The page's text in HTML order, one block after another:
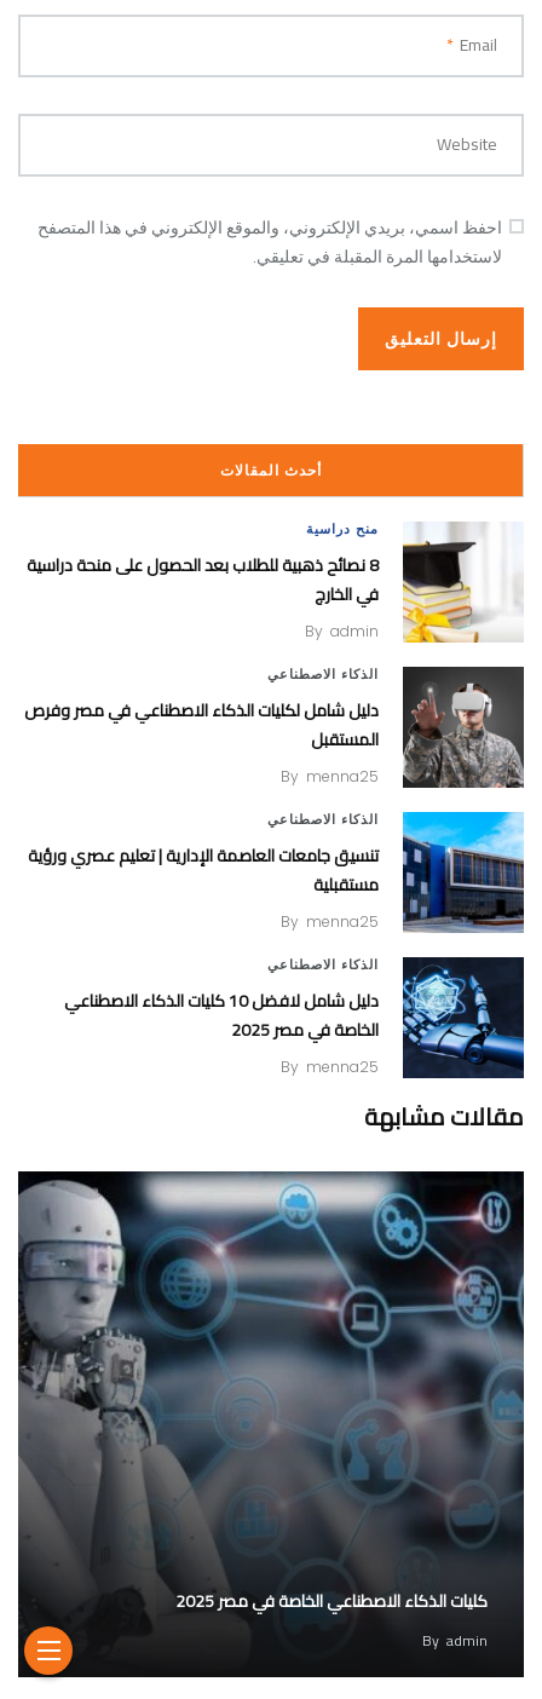
Email
*
Website
احفظ اسمي، بريدي الإلكتروني، والموقع الإلكتروني في هذا المتصفح
لاستخدامها المرة المقبلة في تعليقي.
أحدث المقالات
منح دراسية
8 نصائح ذهبية للطلاب بعد الحصول على منحة دراسية
في الخارج
By admin
الذكاء الاصطناعي
دليل شامل لكليات الذكاء الاصطناعي في مصر وفرص
المستقبل
By menna25
الذكاء الاصطناعي
تنسيق جامعات العاصمة الإدارية | تعليم عصري ورؤية
مستقبلية
By menna25
الذكاء الاصطناعي
دليل شامل لافضل 10 كليات الذكاء الاصطناعي
الخاصة في مصر 2025
By menna25
مقالات مشابهة
كليات الذكاء الاصطناعي الخاصة في مصر 2025
By admin